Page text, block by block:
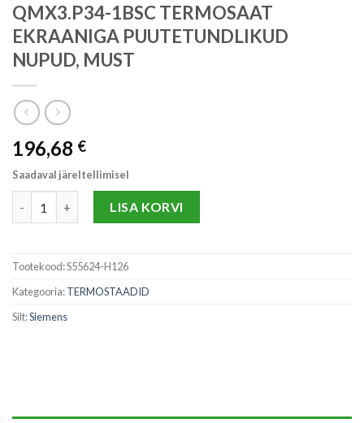
QMX3.P34-1BSC TERMOSAAT
EKRAANIGA PUUTETUNDLIKUD
NUPUD, MUST
196,68 €
Saadaval järeltellimisel
LISA KORVI
Tootekood:S55624-H126
Kategooria:TERMOSTAADID
Silt:Siemens